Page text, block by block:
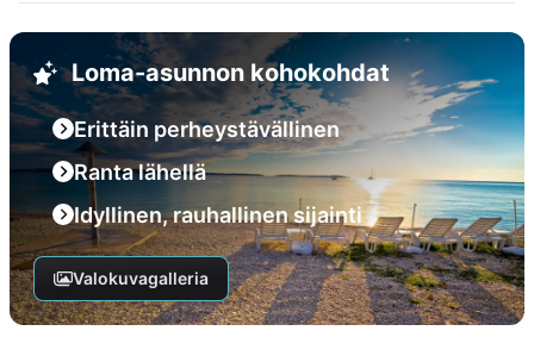
Loma-asunnon kohokohdat
Erittäin perheystävällinen
Ranta lähellä
Idyllinen, rauhallinen sijainti
Valokuvagalleria